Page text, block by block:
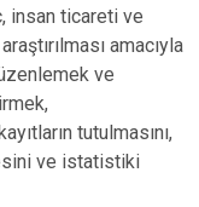
insan ticareti ve
amacıyla
ve
tutulmasını,
ve istatistiki